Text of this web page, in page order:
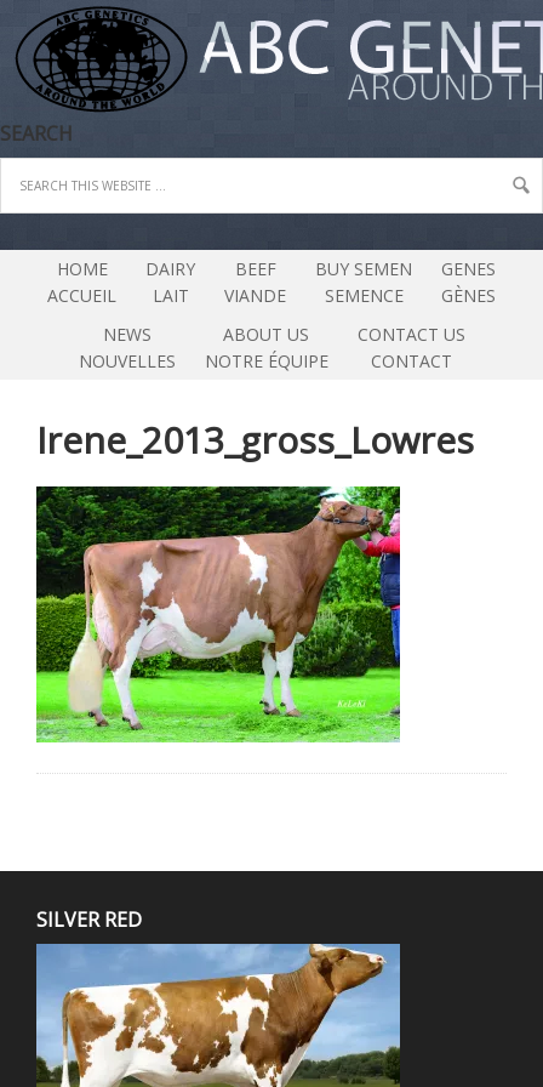
SEARCH
HOME
ACCUEIL
DAIRY
LAIT
BEEF
VIANDE
BUY SEMEN
SEMENCE
GENES
GÈNES
NEWS
NOUVELLES
ABOUT US
NOTRE ÉQUIPE
CONTACT US
CONTACT
Irene_2013_gross_Lowres
SILVER RED